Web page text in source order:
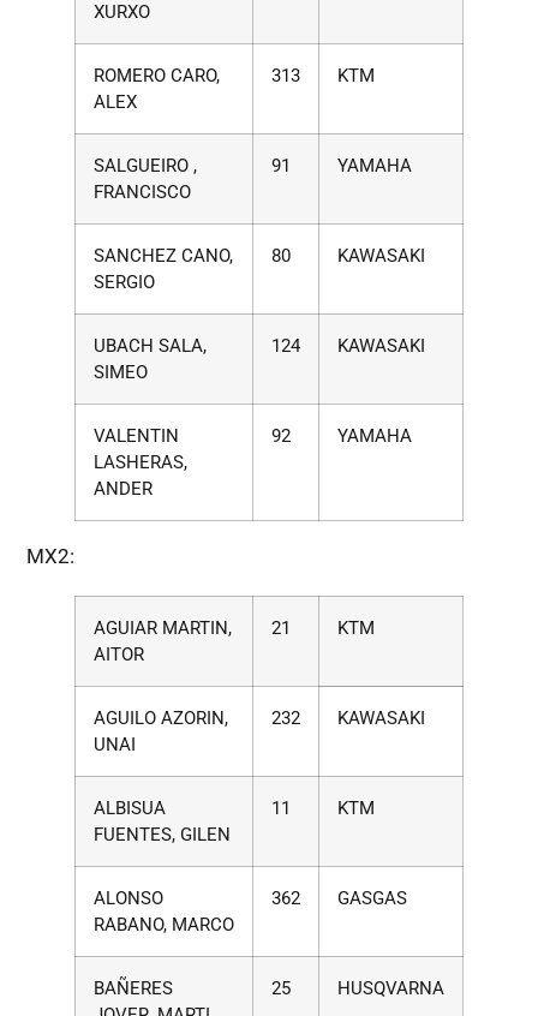
XURXO
ROMERO CARO,
ALEX
313 KTM
SALGUEIRO ,
FRANCISCO
91 YAMAHA
SANCHEZ CANO,
SERGIO
80 KAWASAKI
UBACH SALA,
SIMEO
124 KAWASAKI
VALENTIN
LASHERAS,
ANDER
92 YAMAHA
MX2:
AGUIAR MARTIN,
AITOR
21 KTM
AGUILO AZORIN,
UNAI
232 KAWASAKI
ALBISUA
FUENTES, GILEN
11 KTM
ALONSO
RABANO, MARCO
362 GASGAS
BAÑERES
25 HUSQVARNA